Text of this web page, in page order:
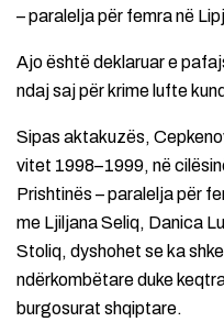
– paralelja për femra në
Ajo është deklaruar e
ndaj saj për krime lufte
Sipas aktakuzës,
vitet 1998–1999, në
Prishtinës – paralelja për
me Ljiljana Seliq, Danica
Stoliq, dyshohet se ka
ndërkombëtare duke
burgosurat shqiptare.